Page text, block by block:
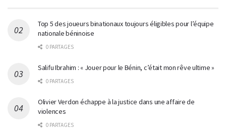
Top 5 des joueurs binationaux toujours éligibles pour l’équipe
nationale béninoise
0 PARTAGES
Salifu Ibrahim : « Jouer pour le Bénin, c’était mon rêve ultime »
0 PARTAGES
Olivier Verdon échappe à la justice dans une affaire de
violences
0 PARTAGES